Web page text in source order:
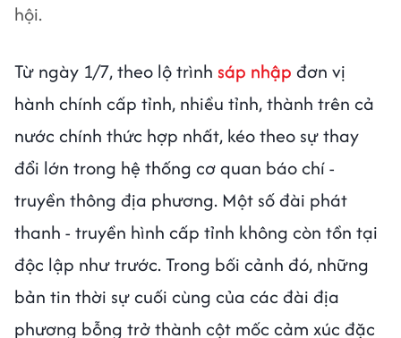
hội.
Từ ngày 1/7, theo lộ trình sáp nhập đơn vị
hành chính cấp tỉnh, nhiều tỉnh, thành trên cả
nước chính thức hợp nhất, kéo theo sự thay
đổi lớn trong hệ thống cơ quan báo chí -
truyền thông địa phương. Một số đài phát
thanh - truyền hình cấp tỉnh không còn tồn tại
độc lập như trước. Trong bối cảnh đó, những
bản tin thời sự cuối cùng của các đài địa
phương bỗng trở thành cột mốc cảm xúc đặc